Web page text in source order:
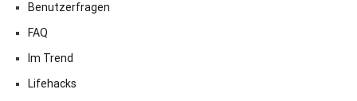
Benutzerfragen
FAQ
Im Trend
Lifehacks